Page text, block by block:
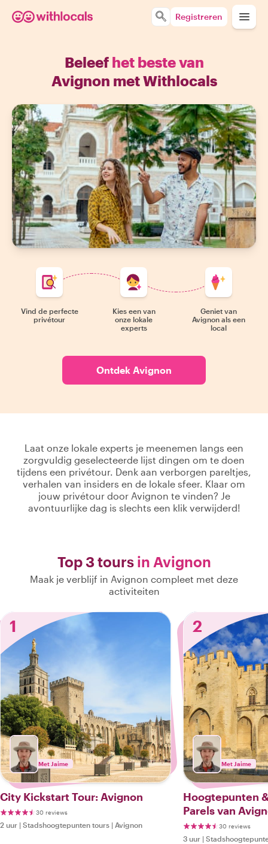
Registreren
Beleef het beste van
Avignon met Withlocals
Vind de perfecte
privétour
Kies een van
onze lokale
experts
Geniet van
Avignon als een
local
Ontdek Avignon
Laat onze lokale experts je meenemen langs een
zorgvuldig geselecteerde lijst dingen om te doen
tijdens een privétour. Denk aan verborgen pareltjes,
verhalen van insiders en de lokale sfeer. Klaar om
jouw privétour door Avignon te vinden? Je
avontuurlijke dag is slechts een klik verwijderd!
Top 3 tours in Avignon
Maak je verblijf in Avignon compleet met deze
activiteiten
1
Met Jaime
City Kickstart Tour: Avignon
30 reviews
2 uur | Stadshoogtepunten tours | Avignon
2
Met Jaime
Hoogtepunten
Parels van
30 reviews
3 uur |